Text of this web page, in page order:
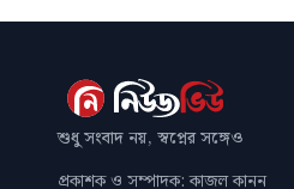
শুধু সংবাদ নয়, স্বপ্নের সঙ্গেও
প্রকাশক ও সম্পাদক: কাজল কানন